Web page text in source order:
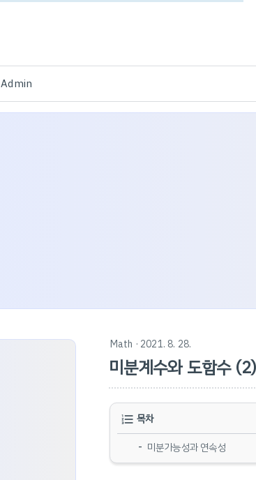
Admin
Math · 2021. 8. 28.
미분계수와 도함수
목차
미분가능성과 연속성